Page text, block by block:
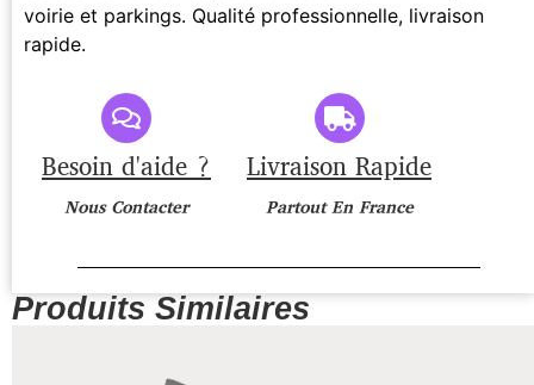
voirie et parkings. Qualité professionnelle, livraison
rapide.
Besoin d'aide ?
Nous Contacter
Livraison Rapide
Partout En France
Produits Similaires